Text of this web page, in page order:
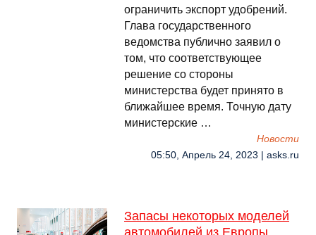
ограничить экспорт удобрений.
Глава государственного
ведомства публично заявил о
том, что соответствующее
решение со стороны
министерства будет принято в
ближайшее время. Точную дату
министерские …
Новости
05:50, Апрель 24, 2023 | asks.ru
Запасы некоторых моделей
автомобилей из Европы,